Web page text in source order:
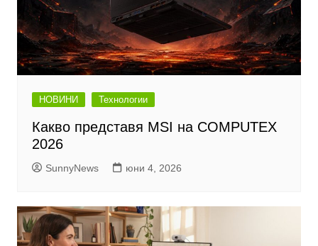
НОВИНИ Технологии
Какво представя MSI на COMPUTEX
2026
SunnyNews юни 4, 2026